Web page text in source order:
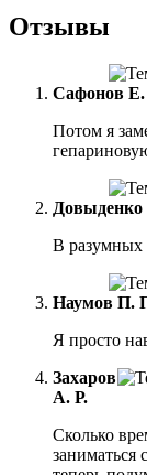
Отзывы
Сафонов Е.
Потом я
В разумных
Наумов П.
Я просто
Захаров
А. Р.
Сколько
заниматься